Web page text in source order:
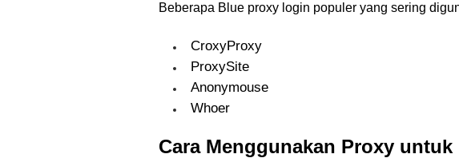
Beberapa Blue proxy login populer yang sering
CroxyProxy
ProxySite
Anonymouse
Whoer
Cara Menggunakan Proxy